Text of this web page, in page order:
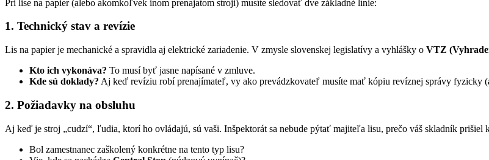
Pri lise na papier (alebo akomkoľvek inom prenajatom stroji) musíte sledovať dve základné línie:
1. Technický stav a revízie
Lis na papier je mechanické a spravidla aj elektrické zariadenie. V zmysle slovenskej legislatívy a vyhlášky o VTZ
Kto ich vykonáva? To musí byť jasne napísané v zmluve.
Kde sú doklady? Aj keď revíziu robí prenajímateľ, vy ako prevádzkovateľ musíte mať kópiu revíznej správy fyzicky
2. Požiadavky na obsluhu
Aj keď je stroj „cudzí“, ľudia, ktorí ho ovládajú, sú vaši. Inšpektorát sa nebude pýtať majiteľa lisu, prečo váš skladník prišiel
Bol zamestnanec zaškolený konkrétne na tento typ lisu?